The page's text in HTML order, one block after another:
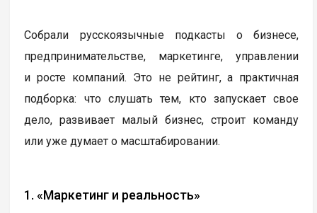
Собрали русскоязычные подкасты о бизнесе,
предпринимательстве, маркетинге, управлении
и росте компаний. Это не рейтинг, а практичная
подборка: что слушать тем, кто запускает свое
дело, развивает малый бизнес, строит команду
или уже думает о масштабировании.
1. «Маркетинг и реальность»